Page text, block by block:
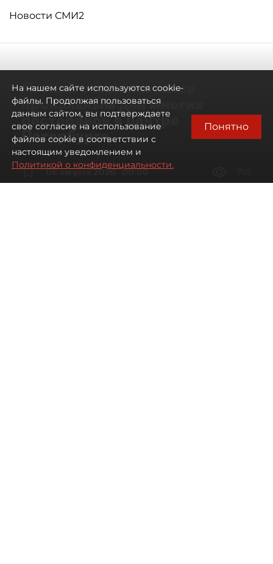
Новости СМИ2
Летний сезон оказался
провальным для многих
ресторанов в центре
Петербурга
06 августа 2026 00:00
На нашем сайте используются cookie-
файлы. Продолжая пользоваться
данным сайтом, вы подтверждаете
свое согласие на использование
файлов cookie в соответствии с
настоящим уведомлением и
Политикой о конфиденциальности.
Понятно